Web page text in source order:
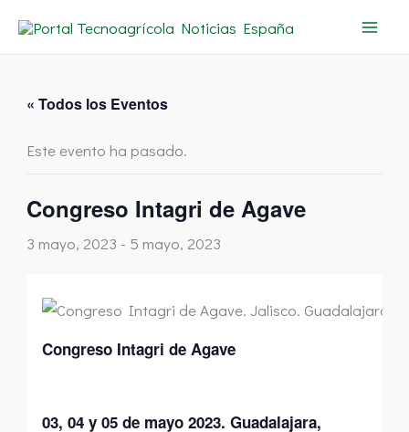
« Todos los Eventos
Este evento ha pasado.
Congreso Intagri de Agave
3 mayo, 2023 - 5 mayo, 2023
Congreso Intagri de Agave
03, 04 y 05 de mayo 2023.Guadalajara,